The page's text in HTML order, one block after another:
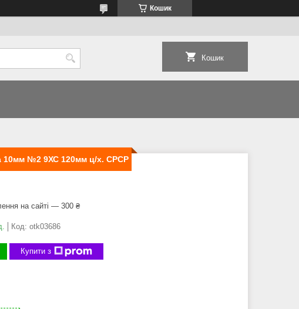
Кошик
Кошик
10мм №2 9ХС 120мм ц/х. СРСР
на сайті — 300 ₴
Код: otk03686
Купити з